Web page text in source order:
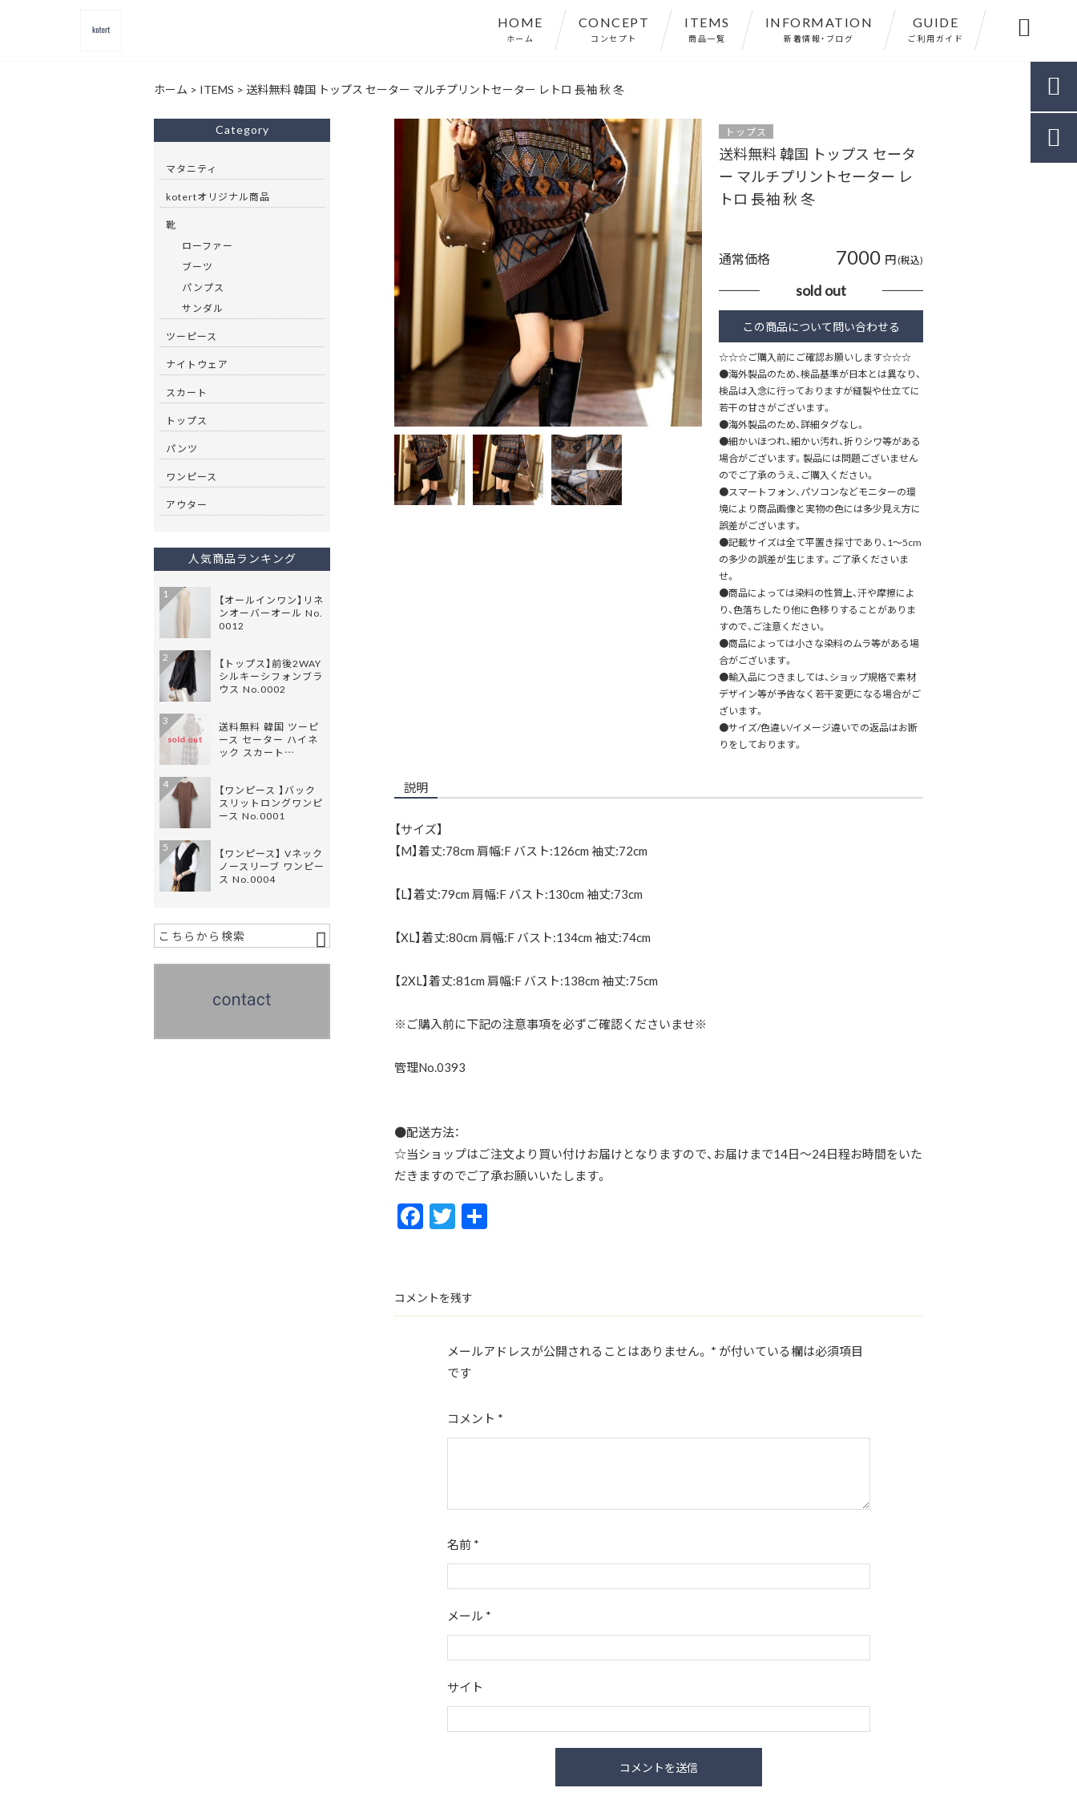
HOME
ホーム
CONCEPT
コンセプト
ITEMS
商品一覧
INFORMATION
新着情報・ブログ
GUIDE
ご利用ガイド 
ホーム > ITEMS > 送料無料 韓国 トップス セーター マルチプリントセーター レトロ 長袖 秋 冬
トップス
送料無料 韓国 トップス セータ
ー マルチプリントセーター レ
トロ 長袖 秋 冬
通常価格 7000 円(税込)
sold out
☆☆☆ご購入前にご確認お願いします☆☆☆
●海外製品のため、検品基準が日本とは異なり、
検品は入念に行っておりますが縫製や仕立てに
若干の甘さがございます。
●海外製品のため、詳細タグなし。
●細かいほつれ、細かい汚れ、折りシワ等がある
場合がございます。製品には問題ございません
のでご了承のうえ、ご購入ください。
●スマートフォン、パソコンなどモニターの環
境により商品画像と実物の色には多少見え方に
誤差がございます。
●記載サイズは全て平置き採寸であり、1～5cm
の多少の誤差が生じます。ご了承くださいま
せ。
●商品によっては染料の性質上、汗や摩擦によ
り、色落ちしたり他に色移りすることがありま
すので、ご注意ください。
●商品によっては小さな染料のムラ等がある場
合がございます。
●輸入品につきましては、ショップ規格で素材
デザイン等が予告なく若干変更になる場合がご
ざいます。
●サイズ/色違い/イメージ違いでの返品はお断
りをしております。
説明
【サイズ】
【M】着丈:78cm 肩幅:F バスト:126cm 袖丈:72cm
【L】着丈:79cm 肩幅:F バスト:130cm 袖丈:73cm
【XL】着丈:80cm 肩幅:F バスト:134cm 袖丈:74cm
【2XL】着丈:81cm 肩幅:F バスト:138cm 袖丈:75cm
※ご購入前に下記の注意事項を必ずご確認くださいませ※
管理No.0393
●配送方法：
☆当ショップはご注文より買い付けお届けとなりますので、お届けまで14日〜24日程お時間をいた
だきますのでご了承お願いいたします。
F
ac
b
o
T
w
er
コメントを残す
メールアドレスが公開されることはありません。 * が付いている欄は必須項目
です
コメント *
名前*
メール *
サイト
Category
マタニティ
kotertオリジナル商品
靴
ローファー
ブーツ
パンプス
サンダル
ツーピース
ナイトウェア
スカート
トップス
パンツ
ワンピース
アウター
人気商品ランキング
【オールインワン】リネ
ンオーバーオール No.
0012
1
【トップス】前後2WAY
シルキーシフォンブラ
ウス No.0002
2
sold out
送料無料 韓国 ツーピ
ース セーター ハイネ
ック スカート…
3
【ワンピース 】バック
スリットロングワンピ
ース No.0001
4
【ワンピース】 Vネック
ノースリーブ ワンピー
ス No.0004
5

